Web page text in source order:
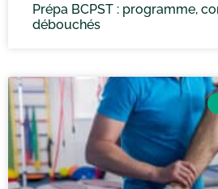
Prépa BCPST : programme,
débouchés